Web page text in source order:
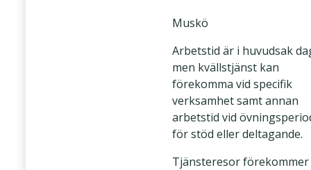
Muskö
Arbetstid är i huvudsak
men kvällstjänst kan
förekomma vid specifik
verksamhet samt annan
arbetstid vid
för stöd eller deltagande.
Tjänsteresor